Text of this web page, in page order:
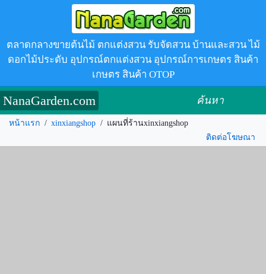
ตลาดกลางขายต้นไม้ ตกแต่งสวน รับจัดสวน บ้านและสวน ไม้
ดอกไม้ประดับ อุปกรณ์ตกแต่งสวน อุปกรณ์การเกษตร สินค้า
เกษตร สินค้า OTOP
NanaGarden.com ค้นหา
หน้าแรก / xinxiangshop / แผนที่ร้านxinxiangshop
ติดต่อโฆษณา